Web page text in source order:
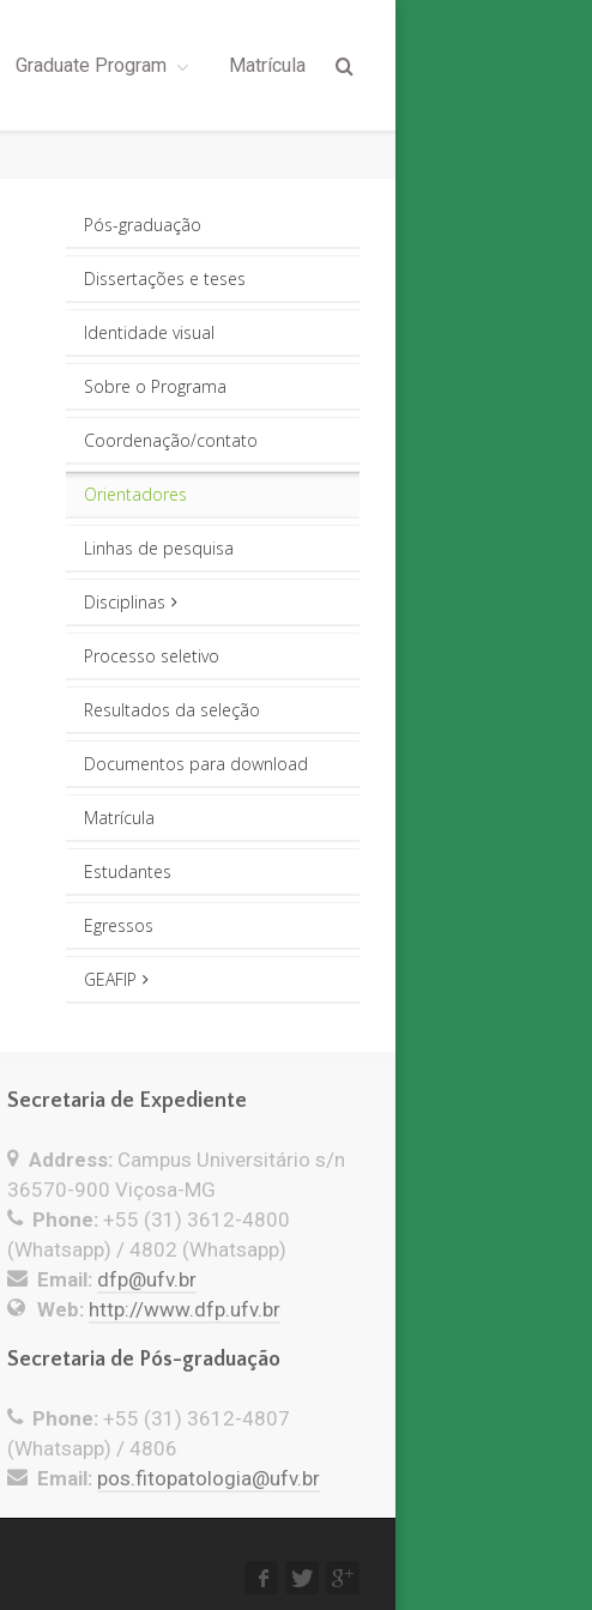
Graduate Program Matrícula
Pós-graduação
Dissertações e teses
Identidade visual
Sobre o Programa
Coordenação/contato
Orientadores
Linhas de pesquisa
Disciplinas
Processo seletivo
Resultados da seleção
Documentos para download
Matrícula
Estudantes
Egressos
GEAFIP
Secretaria de Expediente
Address: Campus Universitário s/n
36570-900 Viçosa-MG
Phone: +55 (31) 3612-4800
(Whatsapp) / 4802 (Whatsapp)
Email: dfp@ufv.br
Web: http://www.dfp.ufv.br
Secretaria de Pós-graduação
Phone: +55 (31) 3612-4807
(Whatsapp) / 4806
Email: pos.fitopatologia@ufv.br